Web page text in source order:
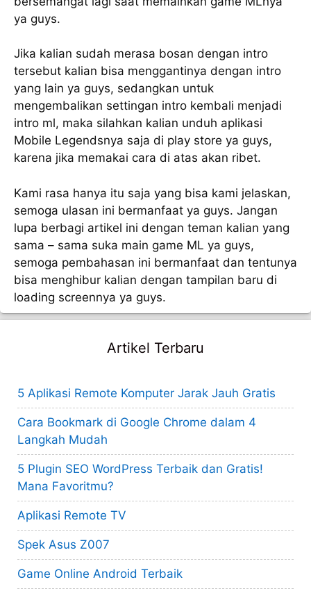
ya guys.
Jika kalian sudah merasa bosan dengan intro
tersebut kalian bisa menggantinya dengan intro
yang lain ya guys, sedangkan untuk
mengembalikan settingan intro kembali menjadi
intro ml, maka silahkan kalian unduh aplikasi
Mobile Legendsnya saja di play store ya guys,
karena jika memakai cara di atas akan ribet.
Kami rasa hanya itu saja yang bisa kami jelaskan,
semoga ulasan ini bermanfaat ya guys. Jangan
lupa berbagi artikel ini dengan teman kalian yang
sama – sama suka main game ML ya guys,
semoga pembahasan ini bermanfaat dan tentunya
bisa menghibur kalian dengan tampilan baru di
loading screennya ya guys.
Artikel Terbaru
5 Aplikasi Remote Komputer Jarak Jauh Gratis
Cara Bookmark di Google Chrome dalam 4
Langkah Mudah
5 Plugin SEO WordPress Terbaik dan Gratis!
Mana Favoritmu?
Aplikasi Remote TV
Spek Asus Z007
Game Online Android Terbaik